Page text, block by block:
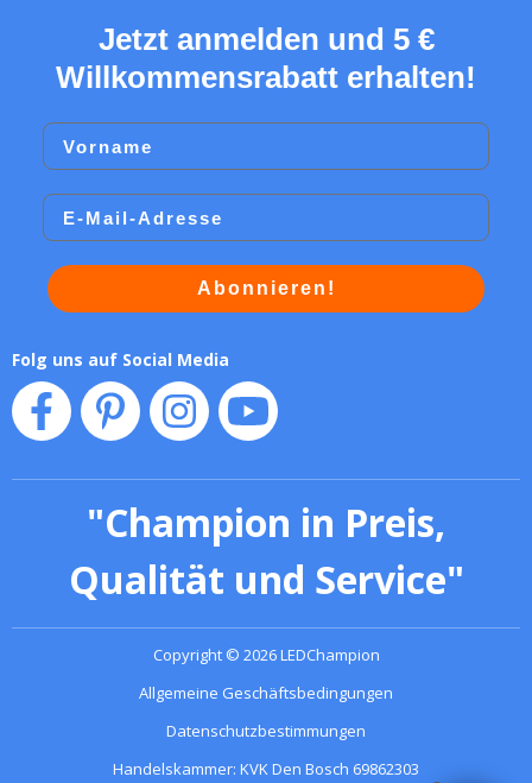
Jetzt anmelden und 5 €
Willkommensrabatt erhalten!
Vorname
Email
Abonnieren!
Folg uns auf Social Media
"Champion in Preis,
Qualität und Service"
Copyright© 2026LEDChampion
Allgemeine Geschäftsbedingungen
Datenschutzbestimmungen
Handelskammer: KVK Den Bosch 69862303